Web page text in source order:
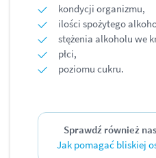
kondycji organizmu,
ilości spożytego
stężenia alkoholu we
płci,
poziomu cukru.
Sprawdź również
Jak pomagać bliskiej